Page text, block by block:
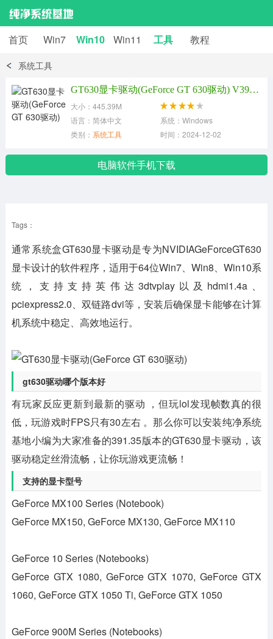
首页 Win7 Win10 Win11 工具 教程
系统工具
GT630显卡驱动(GeForce GT 630驱动) V391.35最稳定版
大小：445.39M
语言：简体中文
系统：Windows
类别： 系统工具 时间：2024-12-02
电脑软件手机下载
Tags：
通常系统盒GT630显卡驱动是专为NVIDIAGeForceGT630
显卡设计的软件程序，适用于64位Win7、Win8、Win10系
统，支持支持英伟达3dtvplay以及hdmi1.4a、
pciexpress2.0、双链路dvi等，安装后确保显卡能够在计算
机系统中稳定、高效地运行。
gt630驱动哪个版本好
有玩家反应更新到最新的驱动 ，但玩lol发现帧数真的很
低，玩游戏时FPS只有30左右 。那么你可以安装纯净系统
基地小编为大家准备的391.35版本的GT630显卡驱动，该
驱动稳定丝滑流畅，让你玩游戏更流畅！
支持的显卡型号
GeForce MX100 Series (Notebook)
GeForce MX150, GeForce MX130, GeForce MX110
GeForce 10 Series (Notebooks)
GeForce GTX 1080, GeForce GTX 1070, GeForce GTX
1060, GeForce GTX 1050 Ti, GeForce GTX 1050
GeForce 900M Series (Notebooks)